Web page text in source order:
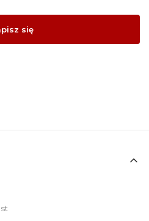
się